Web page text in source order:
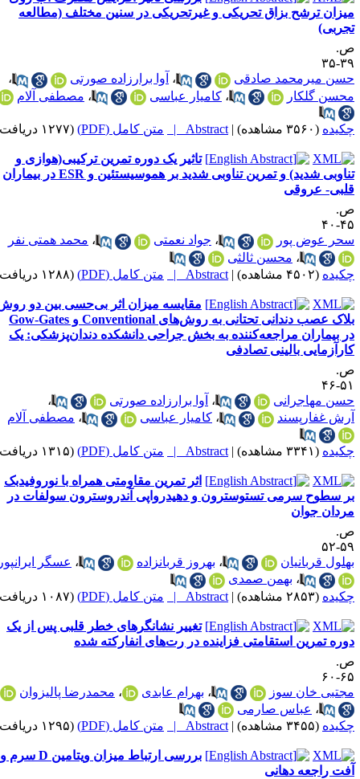
ترشح بزاق تحریکی و غیرتحریکی در سنین مختلف (مطالعه
۳۵
میرمحمد صادقی
،آوا برارزاده صورتی
،
گلکار
،کامیار عباسی ،مصطفی آلام
(۳۵۶۰ مشاهده) |
Abstract | متن کامل (PDF) (۱۲۷۷ دریافت)
تاثیر یک دوره تمرین ترکیبی(هوازی و
تناوبی شدید) و تمرین تناوبی شدید بر هموسیستئین و ESR در بیماران
عروقی
۴۰
عوض پور
،جواد نعمتی ،محمد همتی نفر
،محسن ثالثی
(۴۵۰۲ مشاهده) |
Abstract | متن کامل (PDF) (۱۲۸۸ دریافت)
مقایسه میزان اثر بی‌حسی بین دو روش
بلاک عصب دندانی تحتانی به روش‌های Conventional و Gow-Gates
بیماران مراجعه‌کننده به بخش جراحی دانشکده دندان‌پزشکی: یک
بالینی تصادفی
۴۶
مهاجرانی
،آوا برارزاده صورتی
،
غفارپسند
،کامیار عباسی ،مصطفی آلام
(۳۳۴۱ مشاهده) |
Abstract | متن کامل (PDF) (۱۳۱۵ دریافت)
اثر تمرین مقاومتی همراه با نوروفیدبک
سطوح سرمی تستوسترون و دهیدرواپی آندروسترون سولفات در
جوان
۵۲
قربانیان
،بهروز قربانزاده ،عسگر ایرانپور
،بهمن صمدی
(۲۸۵۳ مشاهده) |
Abstract | متن کامل (PDF) (۱۰۸۷ دریافت)
تغییر نشانگرهای خطر قلبی پس از یک
تمرین استقامتی فزاینده در رت‌های انفارکته شده
۶۰
خان سوز
،بهرام عابدی ،محمدرضا پالیزوان
،عباس صارمی
(۳۴۵۵ مشاهده) |
Abstract | متن کامل (PDF) (۱۲۹۵ دریافت)
بررسی ارتباط میزان ویتامین D سرم و
راجعه دهانی